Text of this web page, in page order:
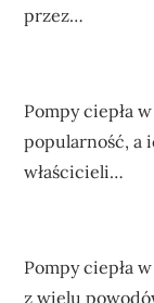
przez…
Pompy ciepła
popularność, a
właścicieli…
Pompy ciepła
z wielu